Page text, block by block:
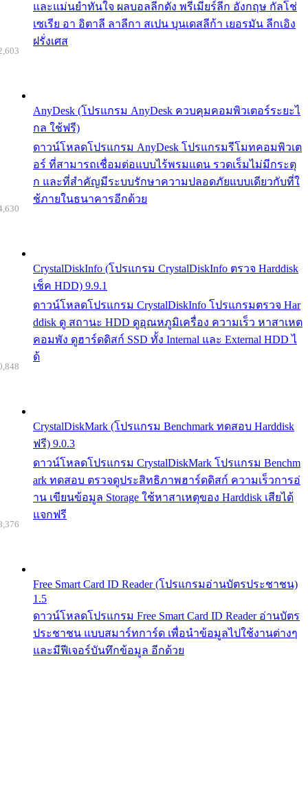
และแม่นยำทันใจ ผลบอลลีกดัง พรีเมียร์ลีก อังกฤษ กัลโช่
เซเรีย อา อิตาลี ลาลีกา สเปน บุนเดสลีก้า เยอรมัน ลีกเอิง
ฝรั่งเศส
AnyDesk (โปรแกรม AnyDesk ควบคุมคอมพิวเตอร์ระยะไ
กล ใช้ฟรี)
ดาวน์โหลดโปรแกรม AnyDesk โปรแกรมรีโมทคอมพิวเต
อร์ ที่สามารถเชื่อมต่อแบบไร้พรมแดน รวดเร็มไม่มีกระตุ
ก และที่สำคัญมีระบบรักษาความปลอดภัยแบบเดียวกับที่ใ
ช้ภายในธนาคารอีกด้วย
CrystalDiskInfo (โปรแกรม CrystalDiskInfo ตรวจ Harddisk
เช็ค HDD) 9.9.1
ดาวน์โหลดโปรแกรม CrystalDiskInfo โปรแกรมตรวจ Har
ddisk ดู สถานะ HDD ดูอุณหภูมิเครื่อง ความเร็ว หาสาเหต
คอมพัง ดูฮาร์ดดิสก์ SSD ทั้ง Internal และ External HDD ไ
ด้
CrystalDiskMark (โปรแกรม Benchmark ทดสอบ Harddisk
ฟรี) 9.0.3
ดาวน์โหลดโปรแกรม CrystalDiskMark โปรแกรม Benchm
ark ทดสอบ ตรวจดูประสิทธิภาพฮาร์ดดิสก์ ความเร็วการอ่
าน เขียนข้อมูล Storage ใช้หาสาเหตุของ Harddisk เสียได้
แจกฟรี
Free Smart Card ID Reader (โปรแกรมอ่านบัตรประชาชน)
1.5
ดาวน์โหลดโปรแกรม Free Smart Card ID Reader อ่านบัตร
ประชาชน แบบสมาร์ทการ์ด เพื่อนำข้อมูลไปใช้งานต่างๆ
และมีฟีเจอร์บันทึกข้อมูล อีกด้วย